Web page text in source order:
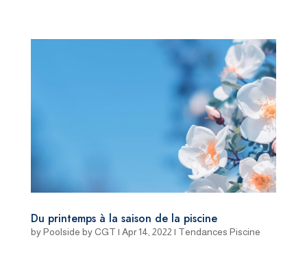
Du printemps à la saison de la piscine
byPoolside by CGT | Apr 14, 2022 | Tendances Piscine